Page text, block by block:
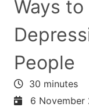
Ways
People
30 minutes
6 November